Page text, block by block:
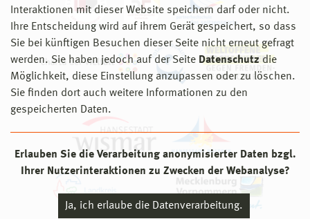
Interaktionen mit dieser Website speichern darf oder nicht.
Ihre Entscheidung wird auf ihrem Gerät gespeichert, so dass
Sie bei künftigen Besuchen dieser Seite nicht erneut gefragt
werden. Sie haben jedoch auf der Seite Datenschutz die
Möglichkeit, diese Einstellung anzupassen oder zu löschen.
Sie finden dort auch weitere Informationen zu den
gespeicherten Daten.
Erlauben Sie die Verarbeitung anonymisierter Daten bzgl.
Ihrer Nutzerinteraktionen zu Zwecken der Webanalyse?
Ja, ich erlaube die Datenverarbeitung.